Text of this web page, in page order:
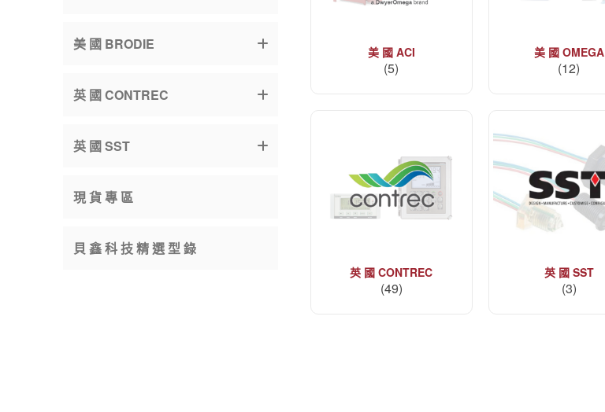
美 國 ACI
(5)
美 國 OMEGA
(12)
英 國 CONTREC
(49)
英 國 SST
(3)
美 國 BRODIE
英 國 CONTREC
英 國 SST
現 貨 專 區
貝 鑫 科 技 精 選 型 錄